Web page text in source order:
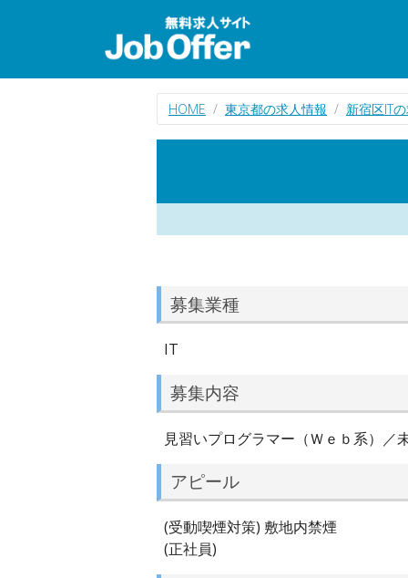
HOME 東京都の求人情報 新宿区IT
募集業種
IT
募集内容
見習いプログラマー（Ｗｅｂ系）／
アピール
(受動喫煙対策) 敷地内禁煙
(正社員)